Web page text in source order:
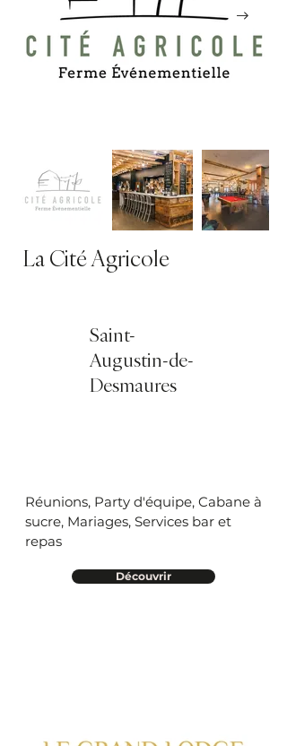
La Cité Agricole
Saint-
Augustin-de-
Desmaures
Réunions, Party d'équipe, Cabane à
sucre, Mariages, Services ba​r​ et
repas
Découvrir